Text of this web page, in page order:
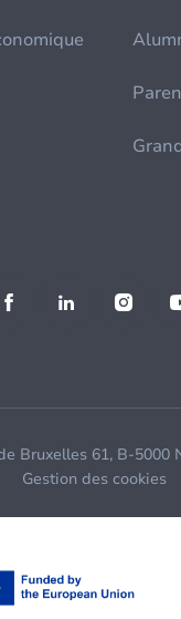
Bruxelles 61, B-5000
Gestion des cookies